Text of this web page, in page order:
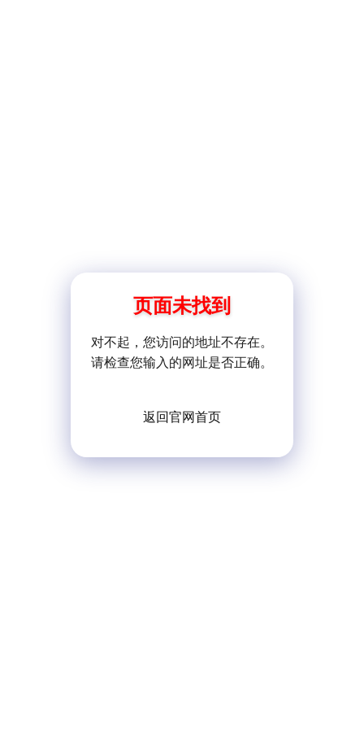
页面未找到
对不起，您访问的地址不存在。
请检查您输入的网址是否正确。
返回官网首页